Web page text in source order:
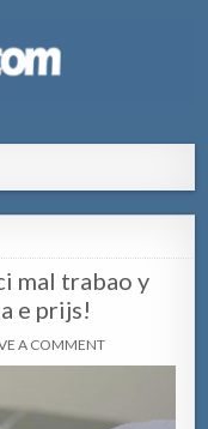
mal trabao y
e prijs!
A COMMENT